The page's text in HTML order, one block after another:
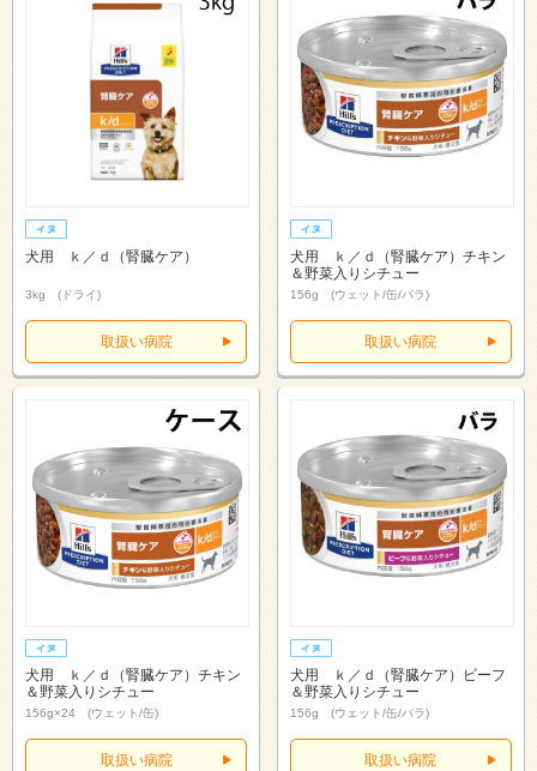
犬用 ｋ／ｄ（腎臓ケア）
3kg (ドライ)
取扱い病院
犬用 ｋ／ｄ（腎臓ケア）チキン
＆野菜入りシチュー
156g (ウェット/缶/バラ)
取扱い病院
犬用 ｋ／ｄ（腎臓ケア）チキン
＆野菜入りシチュー
156g×24 (ウェット/缶)
取扱い病院
犬用 ｋ／ｄ（腎臓ケア）ビーフ
＆野菜入りシチュー
156g (ウェット/缶/バラ)
取扱い病院